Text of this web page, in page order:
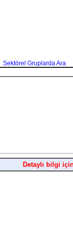
Sektörel Gruplarda Ara
Detaylı bilgi